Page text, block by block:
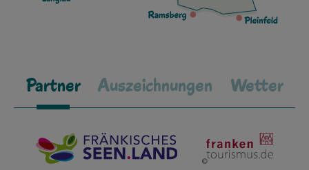
Partner Auszeichnungen Wetter